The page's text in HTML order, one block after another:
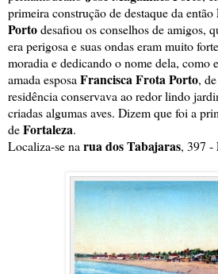
primeira construção de destaque da então
Portodesafiou os conselhos de amigos,
era perigosa e suas ondas eram muito
moradia e dedicando o nome dela, como
amada esposa Francisca Frota Porto,
residência conservava ao redor lindo
criadas algumas aves. Dizem que foi a
deFortaleza.
Localiza-se na rua dos Tabajaras, 397 -